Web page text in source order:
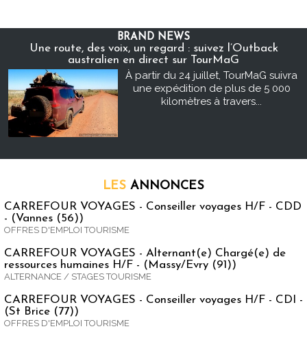
BRAND NEWS
Une route, des voix, un regard : suivez l’Outback
australien en direct sur TourMaG
À partir du 24 juillet, TourMaG suivra
une expédition de plus de 5 000
kilomètres à travers...
LES ANNONCES
CARREFOUR VOYAGES - Conseiller voyages H/F - CDD
- (Vannes (56))
OFFRES D'EMPLOI TOURISME
CARREFOUR VOYAGES - Alternant(e) Chargé(e) de
ressources humaines H/F - (Massy/Evry (91))
ALTERNANCE / STAGES TOURISME
CARREFOUR VOYAGES - Conseiller voyages H/F - CDI -
(St Brice (77))
OFFRES D'EMPLOI TOURISME